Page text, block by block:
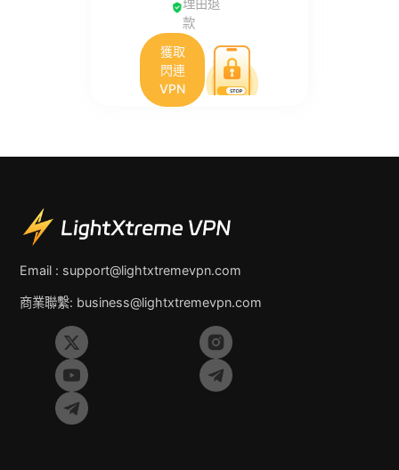
理由退
款
獲取
閃連
VPN
Email : support@lightxtremevpn.com
商業聯繫: business@lightxtremevpn.com